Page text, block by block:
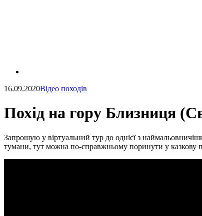
16.09.2020Відео походів
Похід на гору Близниця
Запрошую у віртуальний тур до однієї з
тумани, тут можна по-справжньому поринути у